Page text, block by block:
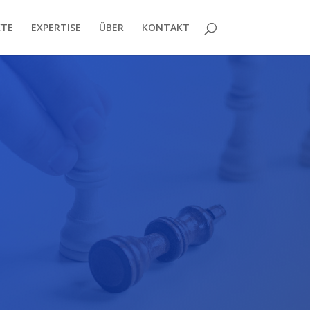
EXPERTISE ÜBER KONTAKT